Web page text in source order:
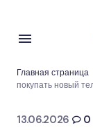
Главная страница
покупать новый
13.06.2026 0